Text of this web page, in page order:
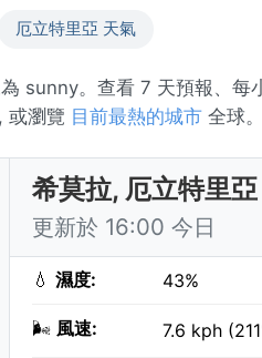
厄立特里亞 天氣
sunny。查看 7 天預報、每
, 或瀏覽 目前最熱的城市 全球。
希莫拉, 厄立特里
更新於 16:00 今日
💧 濕度: 43%
🌬️ 風速: 7.6 kph